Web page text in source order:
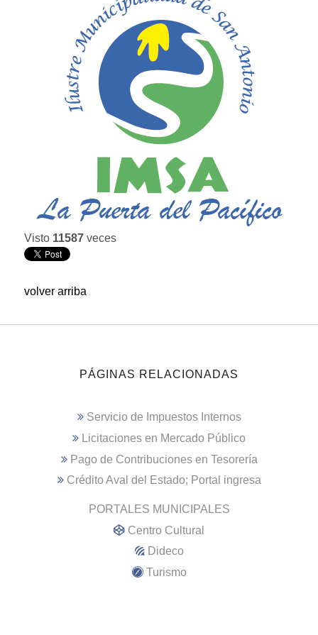
Visto 11587 veces
volver arriba
PÁGINAS RELACIONADAS
Servicio de Impuestos Internos
Licitaciones en Mercado Público
Pago de Contribuciones en Tesorería
Crédito Aval del Estado; Portal ingresa
PORTALES MUNICIPALES
Centro Cultural
Dideco
Turismo